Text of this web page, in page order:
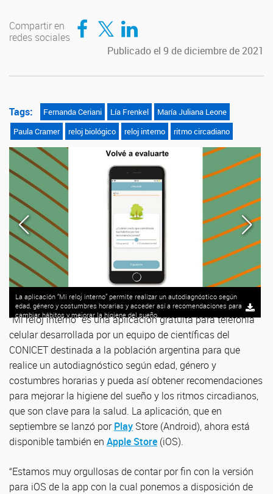
Compartir en
redes sociales
Compartir en Facebook
Compartir en TwitterCompartir en LinkedIn
Publicado el 9 de diciembre de 2021
Tags: Fernanda Ceriani Lía Frenkel
María Juliana Leone
Paula Cramer
reloj biológico reloj interno ritmo circadiano
La aplicación “Mi reloj interno” permite realizar un autodiagnóstico según
edad, género y costumbres horarias y acceder así a recomendaciones para
cambiar hábitos y mejorar la higiene del sueño.
“Mi reloj interno” es una aplicación gratuita para telefonía
celular desarrollada por un equipo de científicas del
CONICET destinada a la población argentina para que
realice un autodiagnóstico según edad, género y
costumbres horarias y pueda así obtener recomendaciones
para mejorar la higiene del sueño y los ritmos circadianos,
que son clave para la salud. La aplicación, que en
septiembre se lanzó porPlay Store (Android), ahora está
disponible también en Apple Store (iOS).
“Estamos muy orgullosas de contar por fin con la versión
para iOS de la app con la cual ponemos a disposición de